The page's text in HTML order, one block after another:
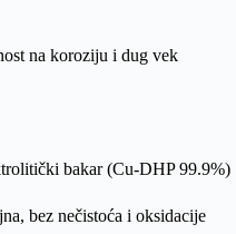
na koroziju i dug vek
bakar (Cu-DHP 99.9%)
bez nečistoća i oksidacije